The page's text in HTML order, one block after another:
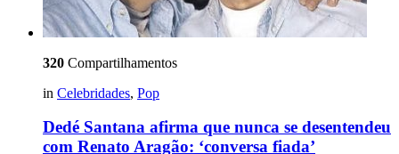
320 Compartilhamentos
in Celebridades, Pop
Dedé Santana afirma que nunca se desentendeu
com Renato Aragão: ‘conversa fiada’